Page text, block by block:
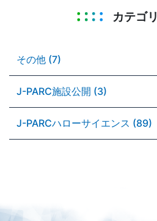
カテゴリ
その他 (7)
J-PARC施設公開 (3)
J-PARCハローサイエンス (89)